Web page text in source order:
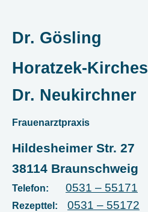
Dr. Gösling
Horatzek-Kirches
Dr. Neukirchner
Frauenarztpraxis
Hildesheimer Str. 27
38114 Braunschweig
Telefon: 0531 – 55171
Rezepttel: 0531 – 55172